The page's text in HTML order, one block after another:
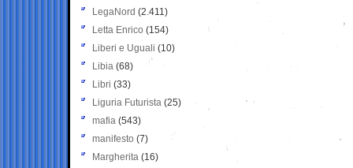
LegaNord (2.411)
Letta Enrico (154)
Liberi e Uguali (10)
Libia (68)
Libri (33)
Liguria Futurista (25)
mafia (543)
manifesto (7)
Margherita (16)